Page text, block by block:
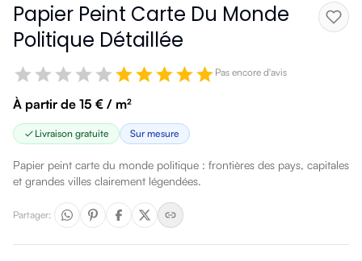
Papier Peint Carte Du Monde
Politique Détaillée
Pas encore d'avis
À partir de 15 € / m²
Livraison gratuite Sur mesure
Papier peint carte du monde politique : frontières des pays, capitales
et grandes villes clairement légendées.
Partager: